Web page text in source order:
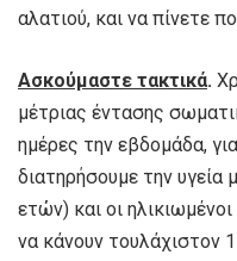
αλατιού, και να πίνετε
Ασκούμαστε τακτικά.
μέτριας έντασης
ημέρες την εβδομάδα,
διατηρήσουμε την υγεία
ετών) και οι
να κάνουν τουλάχιστον